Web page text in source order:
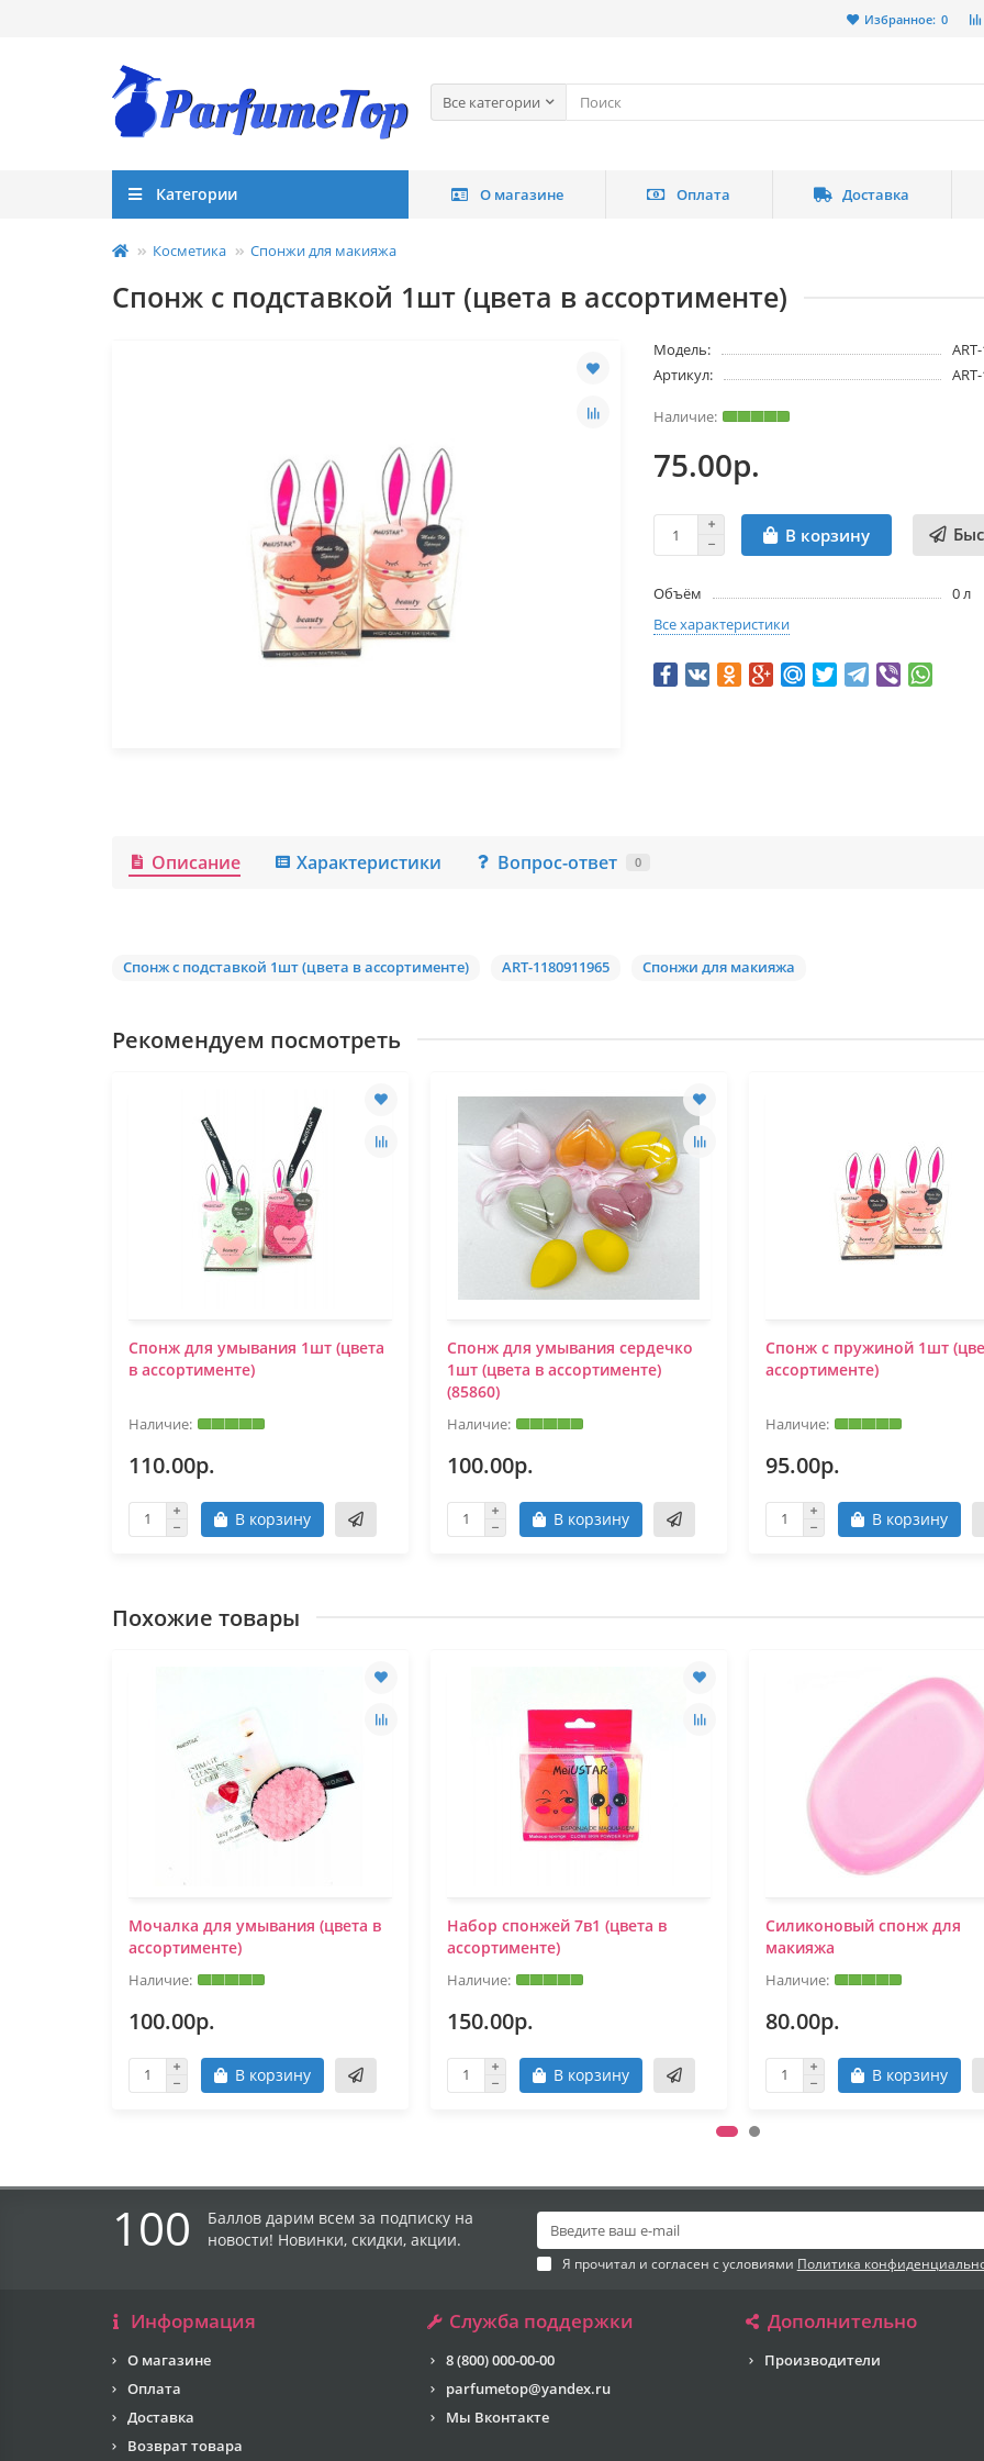
Избранное: 0
Все категории
Категории О магазине Оплата Доставка
Косметика Спонжи для макияжа
Спонж с подставкой 1шт (цвета в ассортименте)
Модель:
Артикул:
75.00р.
В корзину
Объём
0 л
Все характеристики
Описание Характеристики Вопрос-ответ 0
Спонж с подставкой 1шт (цвета в ассортименте) ART-1180911965 Спонжи для макияжа
Рекомендуем посмотреть
Спонж для умывания 1шт (цвета
в ассортименте)
110.00р.
В корзину
Спонж для умывания сердечко
1шт (цвета в ассортименте)
(85860)
100.00р.
В корзину
Спонж с пружиной 1шт
ассортименте)
95.00р.
В корзину
Похожие товары
Мочалка для умывания (цвета в
ассортименте)
100.00р.
В корзину
Набор спонжей 7в1 (цвета в
ассортименте)
150.00р.
В корзину
Силиконовый спонж для
макияжа
80.00р.
В корзину
100
Баллов дарим всем за подписку на
новости! Новинки, скидки, акции.
Я прочитал и согласен с условиями Политика
Информация
О магазине
Оплата
Доставка
Возврат товара
Служба поддержки
8 (800) 000-00-00
parfumetop@yandex.ru
Мы Вконтакте
Дополнительно
Производители